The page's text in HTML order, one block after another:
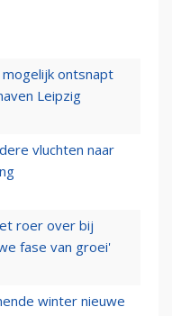
ontsnapt
Leipzig
vluchten naar
roer over bij
fase van groei'
winter nieuwe